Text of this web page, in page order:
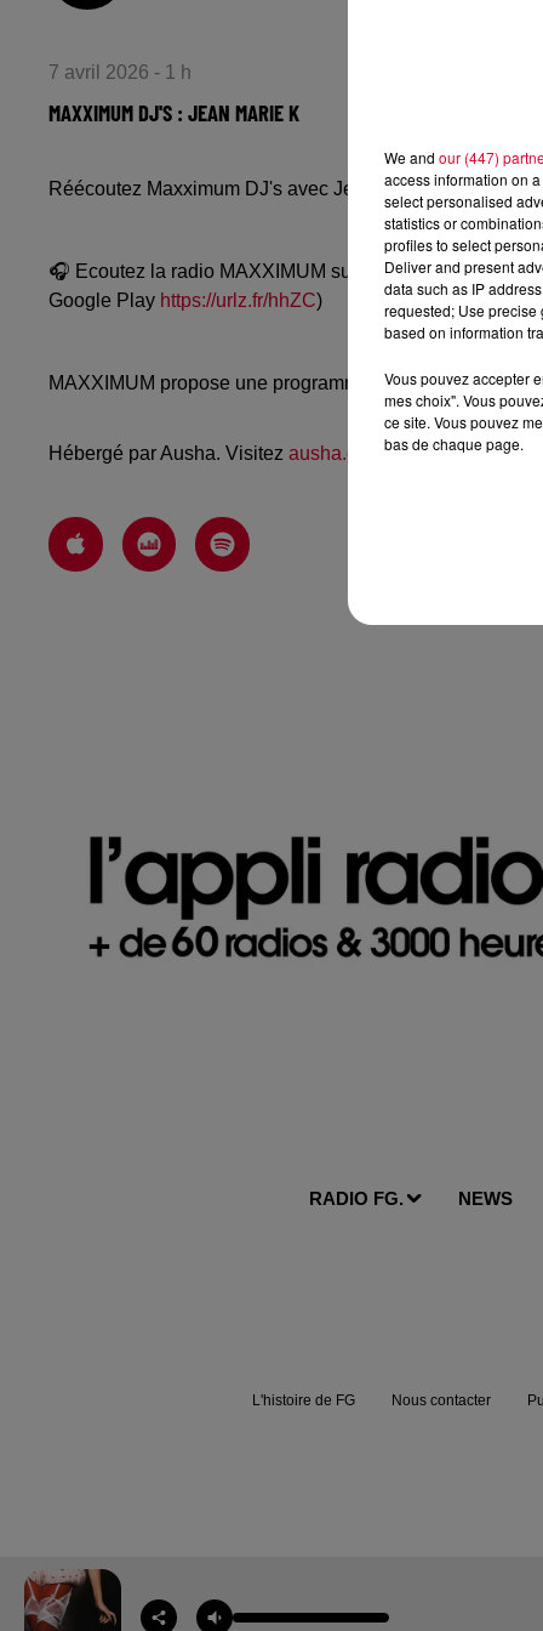
7 avril 2026 - 1 h
MAXXIMUM DJ'S : JEAN MARIE K
Réécoutez Maxximum DJ's avec Jean Marie K du lundi
🎧 Ecoutez la radio MAXXIMUM sur
www.radiofg.com/
Google Play https://urlz.fr/hhZC)
MAXXIMUM propose une programmation techno,
Hébergé par Ausha. Visitez ausha.co/politique-de-
RADIO FG. NEWS
L'histoire de FG Nous contacter
We and our (447)
access information on
select personalised
statistics or
profiles to select
Deliver and present
data such as IP
requested; Use precise
based on information
Vous pouvez accepter
mes choix". Vous
ce site. Vous pouvez
bas de chaque page.